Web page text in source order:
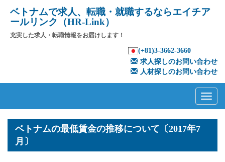
ベトナムで求人、転職・就職するならエイチア
ールリンク（HR-Link）
充実した求人・転職情報をお届けします！
(+81)3-3662-3660
求人探しのお問い合わせ
人材探しのお問い合わせ
Menu
content
ベトナムの最低賃金の推移について〔2017年7
月〕